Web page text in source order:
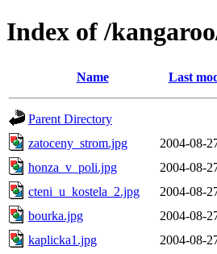
Index of /
Name Last
Parent Directory
zatoceny_strom.jpg
2004-08-
honza_v_poli.jpg
2004-08-
cteni_u_kostela_2.jpg
2004-08-
bourka.jpg
2004-08-
kaplicka1.jpg
2004-08-